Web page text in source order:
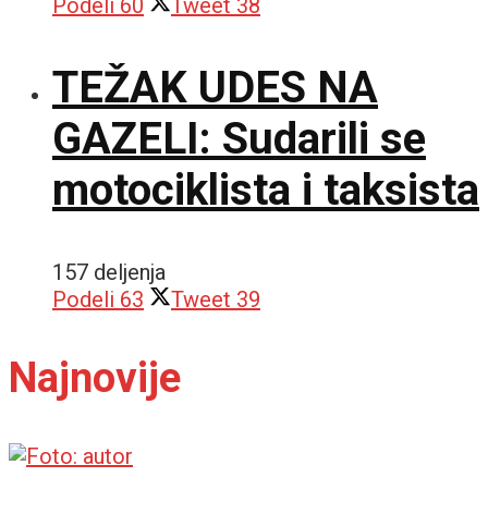
TEŽAK UDES NA
GAZELI: Sudarili se
motociklista i taksista
157 deljenja
Podeli 63 Tweet 39
Najnovije